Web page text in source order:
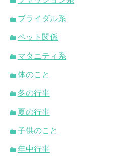
ブライダル系
ペット関係
マタニティ系
体のこと
冬の行事
夏の行事
子供のこと
年中行事